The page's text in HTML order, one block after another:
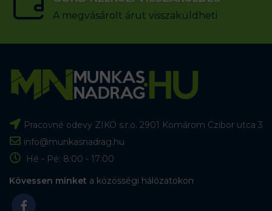
A megvásárolt árut visszaküldheti
Pracovné odevy ZIKO s.r.o. 2901 Komárom Czibor utca 3
info@munkasnadrag.hu
Hé - Pé: 8:00 - 17:00
Kövessen minket a közösségi hálózatokon